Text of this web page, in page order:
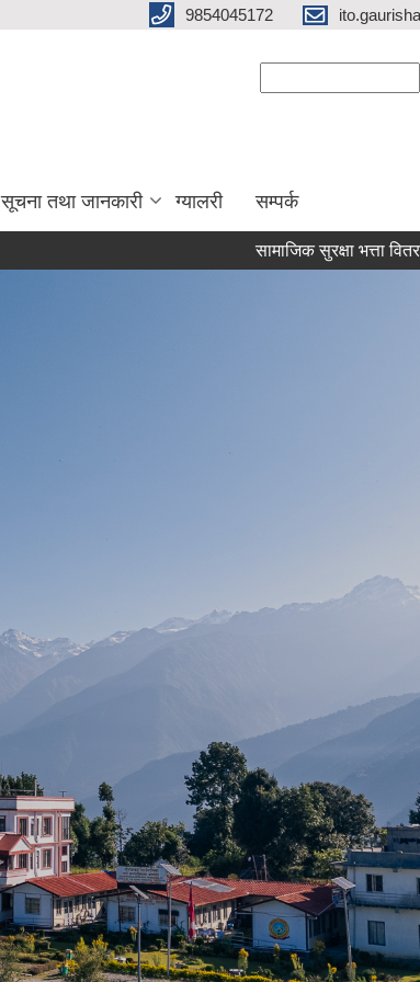
9854045172
सूचना तथा जानकारी ग्यालरी सम्पर्क
सामाजिक सुरक्षा भत्ता वितरण सम्बन्धि